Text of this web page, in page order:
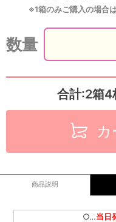
※1箱のみご購入の場合
数量
合計:2箱4
商品説明
○…当日